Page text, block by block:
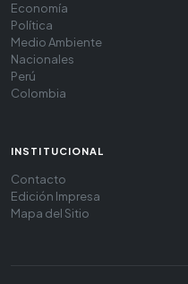
Economía
Política
Medio Ambiente
Nacionales
Perú
Colombia
INSTITUCIONAL
Contacto
Edición Impresa
Mapa del Sitio